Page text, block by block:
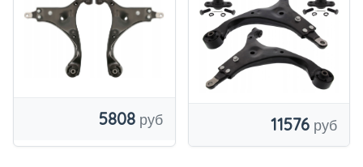
08/09-08/12 SRLine
401538
5808
-09
11576